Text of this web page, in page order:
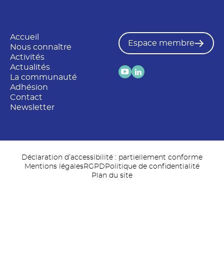
Accueil
Nous connaître
Activités
Actualités
La communauté
Adhésion
Contact
Newsletter
Espace membre
Déclaration d’accessibilité : partiellement conforme
Mentions légalesRGPD Politique de confidentialité
Plan du site